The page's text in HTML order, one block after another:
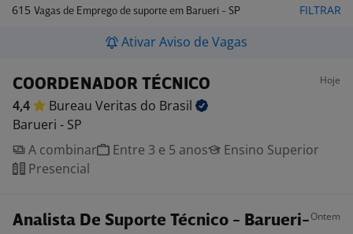
615 Vagas de Emprego de suporte em Barueri - SP FILTRAR
Ativar Aviso de Vagas
COORDENADOR TÉCNICO Hoje
4,4 Bureau Veritas do Brasil
Barueri - SP
A combinar
Entre 3 e 5 anos
Ensino Superior
Presencial
Analista De Suporte Técnico - Barueri-Ontem